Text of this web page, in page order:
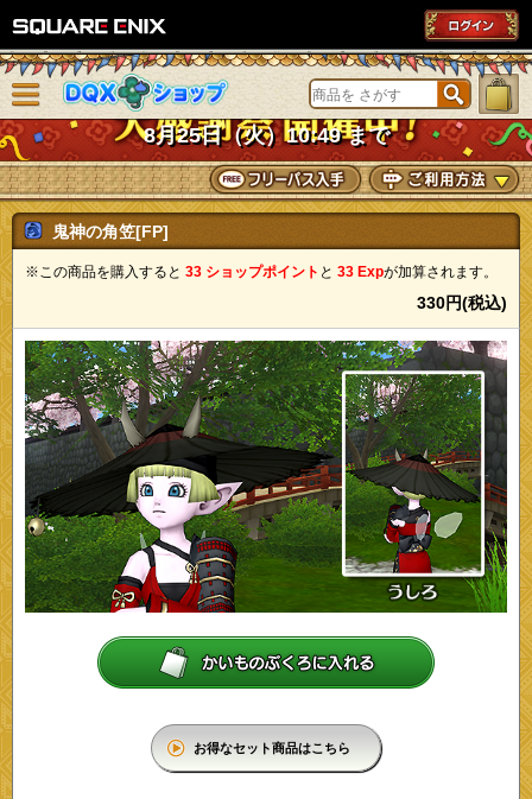
DQXショップ
8月25日（火）10:49 まで
ニューを閉じる
鬼神の角笠[FP]
※この商品を購入すると 33 ショップポイント と 33 Expが加算されます。
330円(税込)
お得なセット商品はこちら